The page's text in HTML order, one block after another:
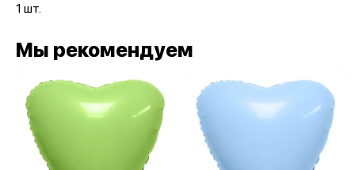
1 шт.
Мы рекомендуем